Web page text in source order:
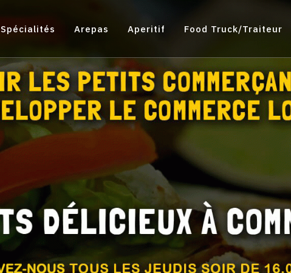
Spécialités Arepas Aperitif Food Truck/traiteur